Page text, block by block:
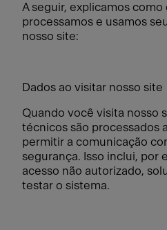
A seguir, explicamos como
processamos e usamos
nosso site:
Dados ao visitar nosso site
Quando você visita nosso
técnicos são processados
permitir a comunicação
segurança. Isso inclui, por
acesso não autorizado,
testar o sistema.